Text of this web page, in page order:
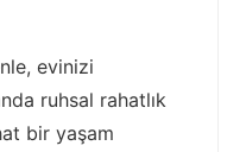
evinizi
ruhsal rahatlık
bir yaşam